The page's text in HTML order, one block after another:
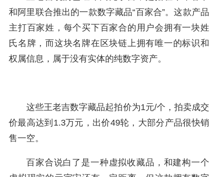
和阿里联合推出的一款数字藏品“百家合”。这款产品
主打百家姓，每个买下百家合的用户会拥有一块姓
氏名牌，而这块名牌在区块链上拥有唯一的标识和
权属信息，属于没有实体的纯数字资产。
这些王老吉数字藏品起拍价为1元/个，拍卖成交
价最高达到1.3万元，出价49轮，大部分产品很快销
售一空。
百家合说白了是一种虚拟收藏品，和建构一个